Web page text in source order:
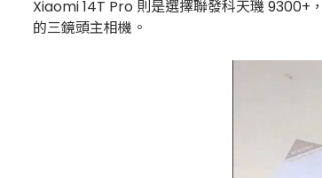
Xiaomi 14T Pro 則是選擇聯發科天璣 9300+
的三鏡頭主相機。